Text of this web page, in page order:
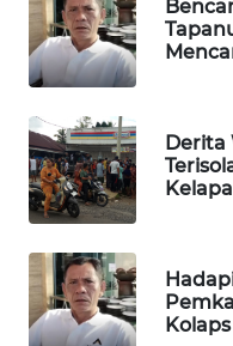
Derita
Kolaps
SIBARAGAS
NEWS
SIANTAR
NEWS
METRO
NEWS
METRO